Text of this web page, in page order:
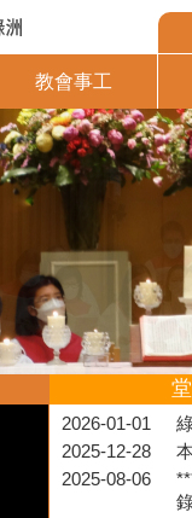
教會事工
2026-01-01
2025-12-28
2025-08-06